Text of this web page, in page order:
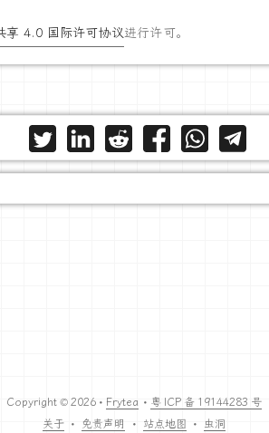
享 4.0 国际许可协议进行许可。
Copyright © 2026 • Frytea • 粤 ICP 备 19144283 号
关于 • 免责声明 • 站点地图 • 虫洞